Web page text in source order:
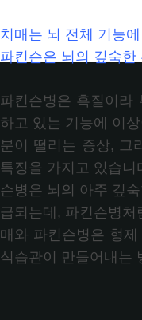
치매는 뇌 전체 기능
파킨슨은 뇌의 깊숙
파킨슨병은 흑질이라
하고 있는 기능에 이
분이 떨리는 증상, 그
특징을 가지고 있습
슨병은 뇌의 아주 깊
급되는데, 파킨슨병
매와 파킨슨병은 형
식습관이 만들어내는